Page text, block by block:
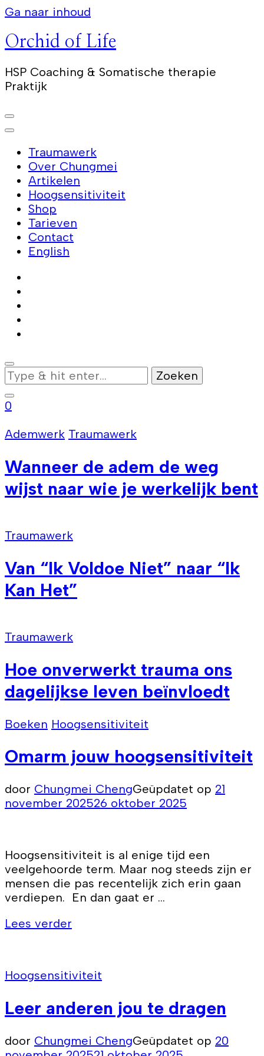
Ga naar inhoud
Orchid of Life
HSP Coaching & Somatische therapie
Praktijk
Traumawerk
Over Chungmei
Artikelen
Hoogsensitiviteit
Shop
Tarieven
Contact
English
Op
zoek
naar
iets?
0
Ademwerk Traumawerk
Wanneer de adem de weg
wijst naar wie je werkelijk bent
Traumawerk
Van “Ik Voldoe Niet” naar “Ik
Kan Het”
Traumawerk
Hoe onverwerkt trauma ons
dagelijkse leven beïnvloedt
Boeken Hoogsensitiviteit
Omarm jouw hoogsensitiviteit
door Chungmei ChengGeüpdatet op 21
november 202526 oktober 2025
Hoogsensitiviteit is al enige tijd een
veelgehoorde term. Maar nog steeds zijn er
mensen die pas recentelijk zich erin gaan
verdiepen. En dan gaat er …
Lees verder
Hoogsensitiviteit
Leer anderen jou te dragen
door Chungmei ChengGeüpdatet op 20